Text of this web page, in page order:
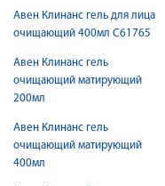
Авен Клинанс гель для лица
очищающий 400мл С61765
Авен Клинанс гель
очищающий матирующий
200мл
Авен Клинанс гель
очищающий матирующий
400мл